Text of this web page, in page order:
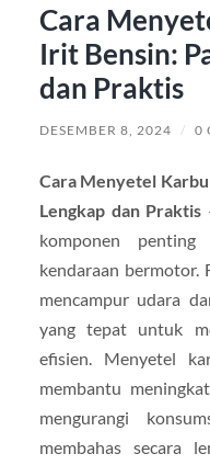
Cara
Irit Bensin:
dan Praktis
DESEMBER 8, 2024 / 0
Cara Menyetel
Lengkap dan Praktis
komponen
kendaraan bermotor.
mencampur udara
yang tepat untuk
efisien. Menyetel
membantu
mengurangi
membahas secara